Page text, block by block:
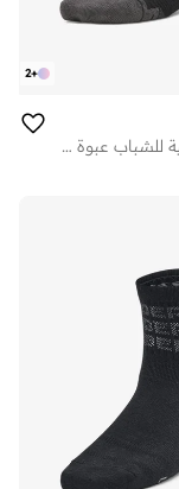
+
2
جوارب رياضية للشباب عبوة من قطع